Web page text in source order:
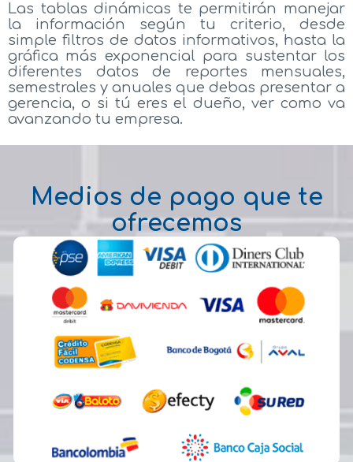
Las tablas dinámicas te permitirán manejar
la información según tu criterio, desde
simple filtros de datos informativos, hasta la
gráfica más exponencial para sustentar los
diferentes datos de reportes mensuales,
semestrales y anuales que debas presentar a
gerencia, o si tú eres el dueño, ver como va
avanzando tu empresa.
Medios de pago que te
ofrecemos